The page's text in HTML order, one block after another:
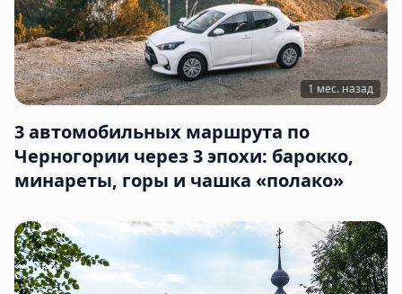
1 мес. назад
3 автомобильных маршрута по
Черногории через 3 эпохи: барокко,
минареты, горы и чашка «полако»